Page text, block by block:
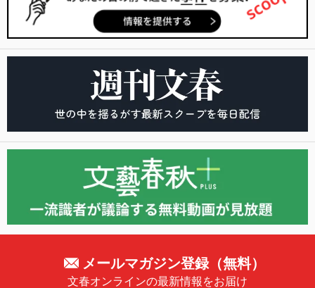
メールマガジン登録（無料）
文春オンラインの最新情報をお届け